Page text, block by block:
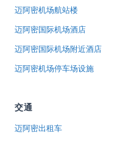
迈阿密机场航站楼
迈阿密国际机场酒店
迈阿密国际机场附近酒店
迈阿密机场停车场设施
交通
迈阿密出租车